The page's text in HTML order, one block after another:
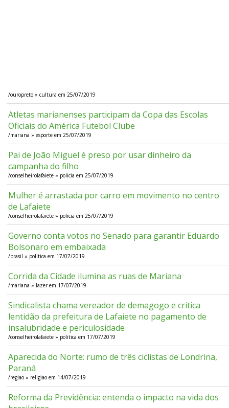
/ouropreto » cultura em 25/07/2019
Atletas marianenses participam da Copa das Escolas
Oficiais do América Futebol Clube
/mariana » esporte em 25/07/2019
Pai de João Miguel é preso por usar dinheiro da
campanha do filho
/conselheirolafaiete » policia em 25/07/2019
Mulher é arrastada por carro em movimento no centro
de Lafaiete
/conselheirolafaiete » policia em 25/07/2019
Governo conta votos no Senado para garantir Eduardo
Bolsonaro em embaixada
/brasil » politica em 17/07/2019
Corrida da Cidade ilumina as ruas de Mariana
/mariana » lazer em 17/07/2019
Sindicalista chama vereador de demagogo e critica
lentidão da prefeitura de Lafaiete no pagamento de
insalubridade e periculosidade
/conselheirolafaiete » politica em 17/07/2019
Aparecida do Norte: rumo de três ciclistas de Londrina,
Paraná
/regiao » religiao em 14/07/2019
Reforma da Previdência: entenda o impacto na vida dos